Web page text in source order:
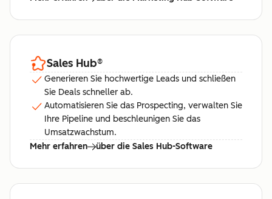
Sales Hub®
Generieren Sie hochwertige Leads und schließen
Sie Deals schneller ab.
Automatisieren Sie das Prospecting, verwalten Sie
Ihre Pipeline und beschleunigen Sie das
Umsatzwachstum.
Mehr erfahren
über die Sales Hub-Software